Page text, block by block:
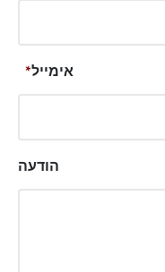
אימייל*
הודעה